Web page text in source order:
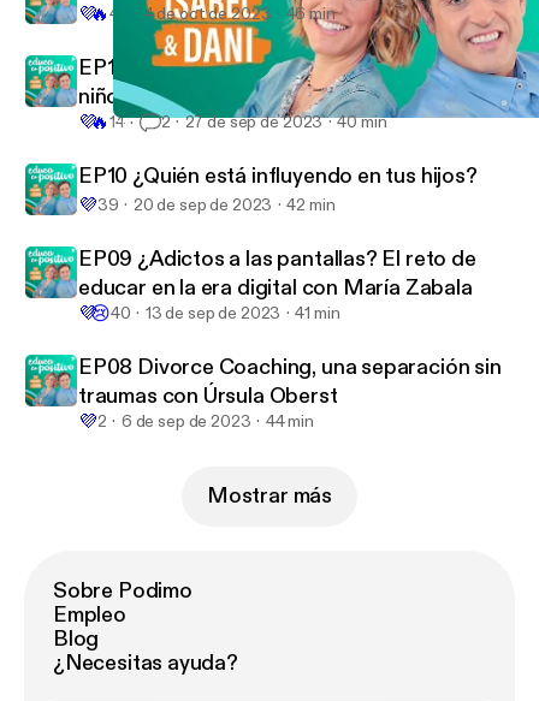
EP08 Divorce Coaching, una separación sin traumas con
💜🔥43 4 de oct de 2023 46 min
EP11 María Galán, una joven madre de 32
niños en Uganda
💜🔥14 2 27 de sep de 2023 40 min
EP10 ¿Quién está influyendo en tus hijos?
💜39 20 de sep de 2023 42 min
EP09 ¿Adictos a las pantallas? El reto de
educar en la era digital con María Zabala
💜😢40 13 de sep de 2023 41 min
EP08 Divorce Coaching, una separación sin
traumas con Úrsula Oberst
💜2 6 de sep de 2023 44 min
Mostrar más
Sobre Podimo
Empleo
Blog
¿Necesitas ayuda?